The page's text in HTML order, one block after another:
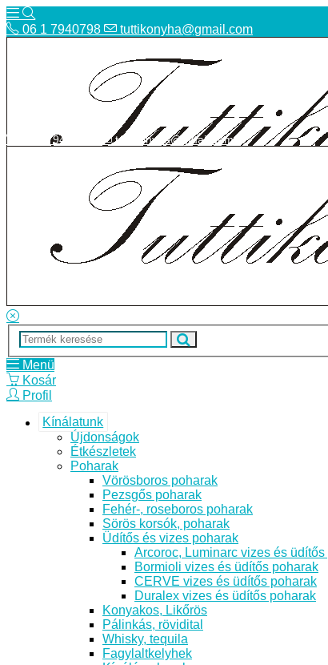
06 1 7940798 tuttikonyha@gmail.com
Bolt
ÁSZF
06 1 7940798 tuttikonyha@gmail.com
Menü
Kosár
Profil
Kínálatunk
Újdonságok
Étkészletek
Poharak
Vörösboros poharak
Pezsgős poharak
Fehér-, roseboros poharak
Sörös korsók, poharak
Üdítős és vizes poharak
Arcoroc, Luminarc vizes és üdítős
Bormioli vizes és üdítős poharak
CERVE vizes és üdítős poharak
Duralex vizes és üdítős poharak
Konyakos, Likőrös
Pálinkás, rövidital
Whisky, tequila
Fagylaltkelyhek